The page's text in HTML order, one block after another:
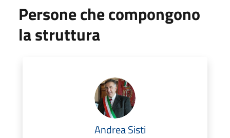
Persone che compongono
la struttura
Andrea Sisti